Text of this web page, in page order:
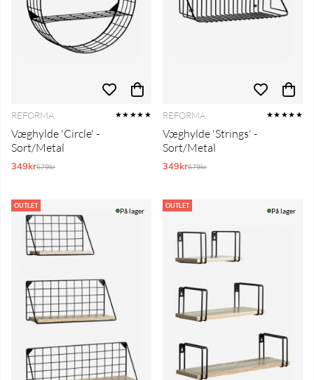
REFORMA ★★★★★
Væghylde 'Circle' -
Sort/Metal
349krNormalpris:
679kr
REFORMA ★★★★★
Væghylde 'Strings' -
Sort/Metal
349krNormalpris:
679kr
OUTLET
På lager
OUTLET
På lager